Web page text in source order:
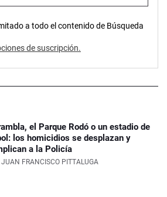
a todo el contenido de Búsqueda
de suscripción.
el Parque Rodó o un estadio de
los homicidios se desplazan y
a la Policía
JUAN FRANCISCO PITTALUGA